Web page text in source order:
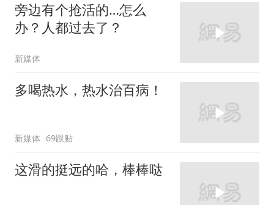
旁边有个抢活的…怎么
办？人都过去了？
新媒体
多喝热水，热水治百病！
新媒体 69跟贴
这滑的挺远的哈，棒棒哒